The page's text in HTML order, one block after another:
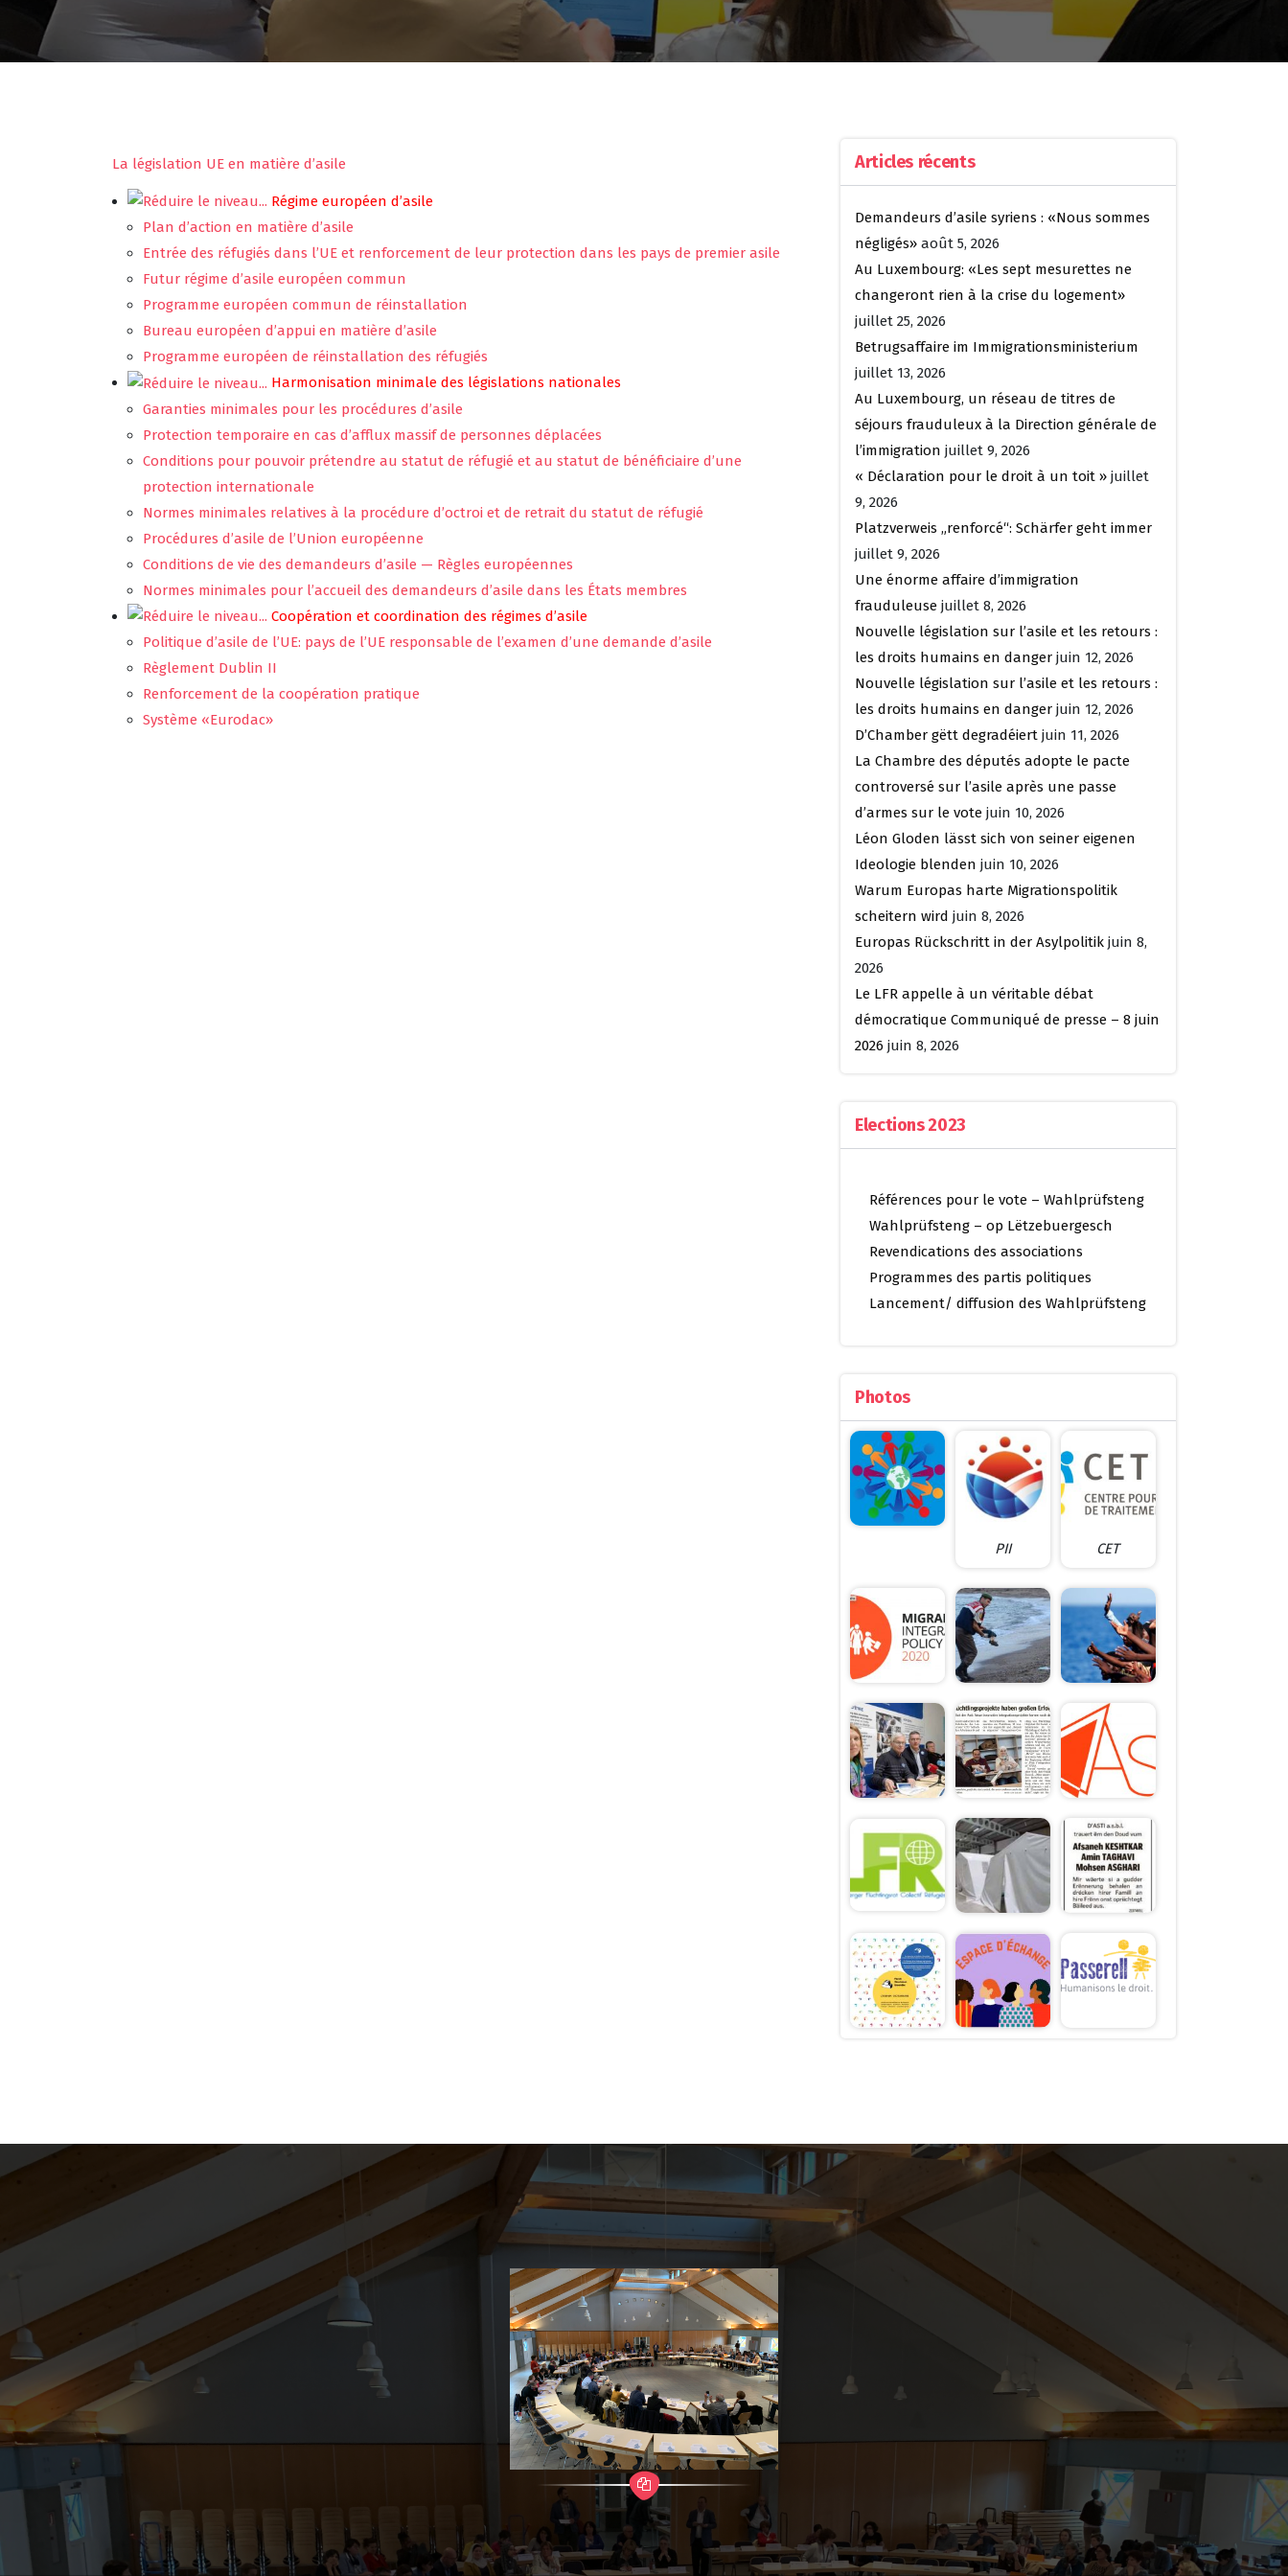
La législation UE en matière d’asile
Régime européen d’asile
Plan d’action en matière d’asile
Entrée des réfugiés dans l’UE et renforcement de leur protection dans les pays de premier asile
Futur régime d’asile européen commun
Programme européen commun de réinstallation
Bureau européen d’appui en matière d’asile
Programme européen de réinstallation des réfugiés
Harmonisation minimale des législations nationales
Garanties minimales pour les procédures d’asile
Protection temporaire en cas d’afflux massif de personnes déplacées
Conditions pour pouvoir prétendre au statut de réfugié et au statut de bénéficiaire d’une
protection internationale
Normes minimales relatives à la procédure d’octroi et de retrait du statut de réfugié
Procédures d’asile de l’Union européenne
Conditions de vie des demandeurs d’asile — Règles européennes
Normes minimales pour l’accueil des demandeurs d’asile dans les États membres
Coopération et coordination des régimes d’asile
Politique d’asile de l’UE: pays de l’UE responsable de l’examen d’une demande d’asile
Règlement Dublin II
Renforcement de la coopération pratique
Système «Eurodac»
Articles récents
Demandeurs d’asile syriens : «Nous sommes
négligés» août 5, 2026
Au Luxembourg: «Les sept mesurettes ne
changeront rien à la crise du logement»
juillet 25, 2026
Betrugsaffaire im Immigrationsministerium
juillet 13, 2026
Au Luxembourg, un réseau de titres de
séjours frauduleux à la Direction générale de
l’immigration juillet 9, 2026
« Déclaration pour le droit à un toit » juillet
9, 2026
Platzverweis „renforcé“: Schärfer geht immer
juillet 9, 2026
Une énorme affaire d’immigration
frauduleuse juillet 8, 2026
Nouvelle législation sur l’asile et les retours :
les droits humains en danger juin 12, 2026
Nouvelle législation sur l’asile et les retours :
les droits humains en danger juin 12, 2026
D’Chamber gëtt degradéiert juin 11, 2026
La Chambre des députés adopte le pacte
controversé sur l’asile après une passe
d’armes sur le vote juin 10, 2026
Léon Gloden lässt sich von seiner eigenen
Ideologie blenden juin 10, 2026
Warum Europas harte Migrationspolitik
scheitern wird juin 8, 2026
Europas Rückschritt in der Asylpolitik juin 8,
2026
Le LFR appelle à un véritable débat
démocratique Communiqué de presse – 8 juin
2026 juin 8, 2026
Elections 2023
Références pour le vote – Wahlprüfsteng
Wahlprüfsteng – op Lëtzebuergesch
Revendications des associations
Programmes des partis politiques
Lancement/ diffusion des Wahlprüfsteng
Photos
PII CET